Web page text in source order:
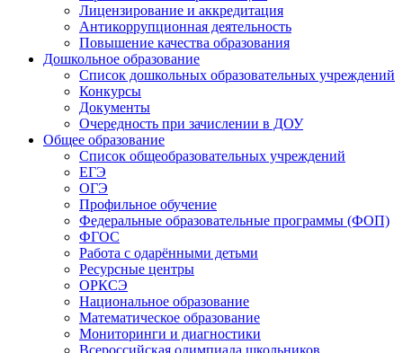
Лицензирование и аккредитация
Антикоррупционная деятельность
Повышение качества образования
Дошкольное образование
Список дошкольных образовательных учреждений
Конкурсы
Документы
Очередность при зачислении в ДОУ
Общее образование
Список общеобразовательных учреждений
ЕГЭ
ОГЭ
Профильное обучение
Федеральные образовательные программы (ФОП)
ФГОС
Работа с одарёнными детьми
Ресурсные центры
ОРКСЭ
Национальное образование
Математическое образование
Мониторинги и диагностики
Всероссийская олимпиада школьников